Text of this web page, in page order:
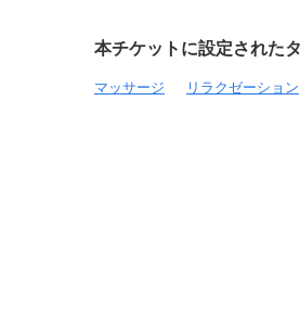
●アフターカウン
本チケットに設定された
マッサージ リラクゼーション